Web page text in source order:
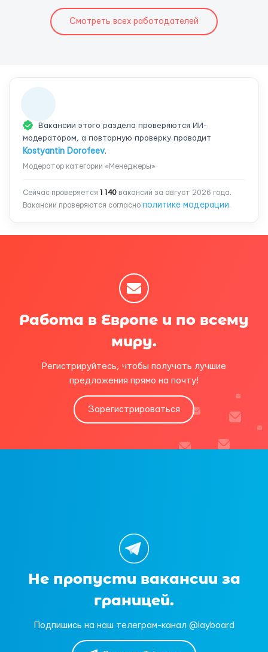
Смотреть всех работодателей
Вакансии этого раздела проверяются ИИ-
модератором, а повторную проверку проводит
Kostyantin Dorofeev.
Модератор категории «Менеджеры»
Сейчас проверяется 1 140 вакансий за август 2026 года.
Вакансии проверяются согласно политике модерации.
Работа в Европе и по всему
миру.
Регистрируйтесь, чтобы получать лучшие
предложения прямо на почту!
Зарегистрироваться
Не пропусти вакансии за
границей.
Подпишись на наш телеграм-канал @layboard